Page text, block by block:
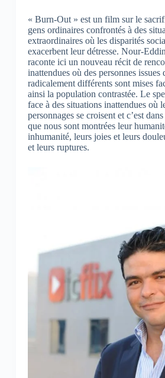
« Burn-Out » est un film sur le
gens ordinaires confrontés à des
extraordinaires où les disparités
exacerbent leur détresse. Nour-
raconte ici un nouveau récit de
inattendues où des personnes issues
radicalement différents sont mises
ainsi la population contrastée. Le
face à des situations inattendues où
personnages se croisent et c’est
que nous sont montrées leur
inhumanité, leurs joies et leurs
et leurs ruptures.